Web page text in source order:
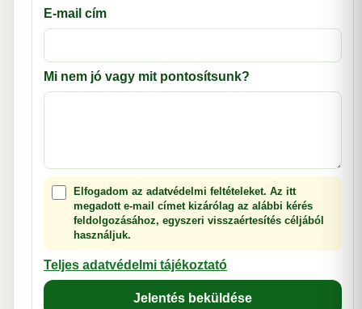
E-mail cím
Mi nem jó vagy mit pontosítsunk?
Elfogadom az adatvédelmi feltételeket. Az itt
megadott e-mail címet kizárólag az alábbi kérés
feldolgozásához, egyszeri visszaértesítés céljából
használjuk.
Teljes adatvédelmi tájékoztató
Jelentés beküldése